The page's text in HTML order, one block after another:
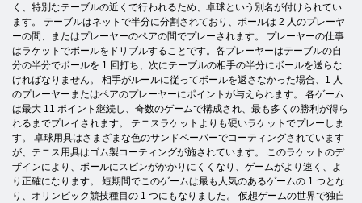
く、特別なテーブルの近くで行われるため、卓球という別名が付けられてい
ます。 テーブルはネットで半分に分割されており、ボールは 2 人のプレーヤ
ーの間、またはプレーヤーのペアの間でプレーされます。 プレーヤーの仕事
はラケットでボールをドリブルすることです。各プレーヤーはテーブルの自
分の半分でボールを 1 回打ち、次にテーブルの相手の半分にボールを送らな
ければなりません。 相手がルールに従ってボールを返さなかった場合、1 人
のプレーヤーまたはペアのプレーヤーにポイントが与えられます。 各ゲーム
は最大 11 ポイント継続し、奇数のゲームで構成され、最も多くの勝利が得ら
れるまでプレイされます。 テニスラケットよりも硬いラケットでプレーしま
す。 卓球用具はさまざまな色のサンドペーパーでコーティングされています
が、テニス用具はゴム製コーティングが施されています。 このラケットのデ
ザインにより、ボールにスピンがかかりにくくなり、ゲームがより速く、よ
り正確になります。 短期間でこのゲームは最も人気のあるゲームの 1 つとな
り、オリンピック競技種目の 1 つにもなりました。 仮想ゲームの世界で独自